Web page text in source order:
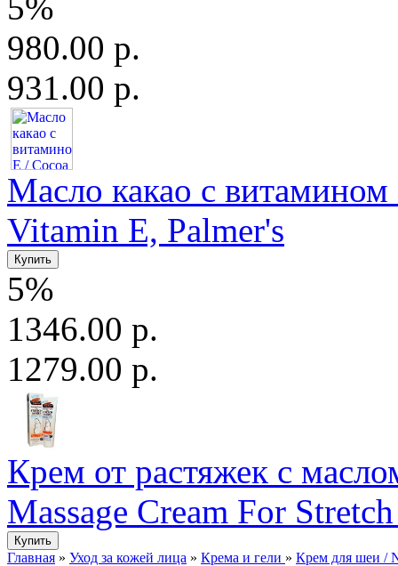
980.00 р.
931.00 р.
Масло какао с
Vitamin E, Palmer's
5%
1346.00 р.
1279.00 р.
Крем от растяжек с
Massage Cream For
Главная » Уход за кожей лица » Крема и гели » Крем для шеи /